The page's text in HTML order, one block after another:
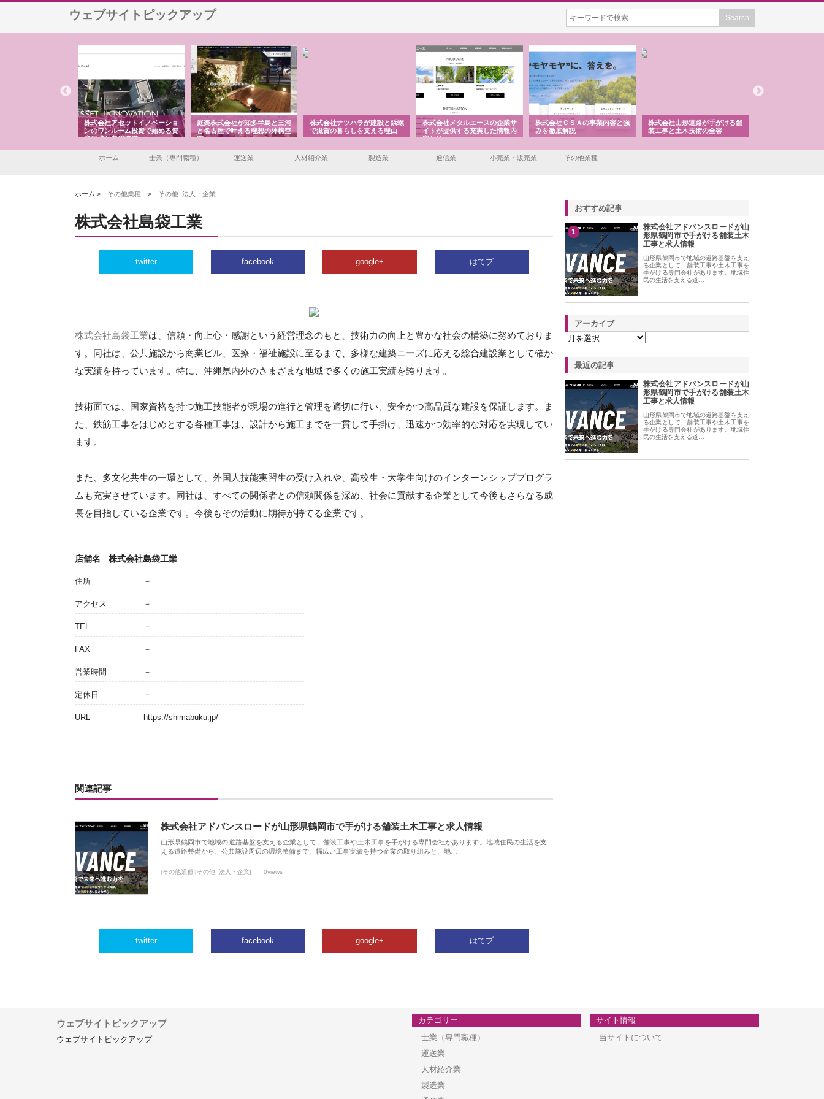
ウェブサイトピックアップ
株式会社アセットイノベーショ
ンのワンルーム投資で始める資
産形成と老後準備
庭楽株式会社が知多半島と三河
と名古屋で叶える理想の外構空
間
株式会社ナツハラが建設と鋲螺
で滋賀の暮らしを支える理由
株式会社メタルエースの企業サ
イトが提供する充実した情報内
容とは
株式会社ＣＳＡの事業内容と強
みを徹底解説
株式会社山形道路が手がける舗
装工事と土木技術の全容
ホーム 士業（専門職種） 運送業 人材紹介業 製造業 通信業 小売業・販売業 その他業種
ホーム > その他業種 > その他_法人・企業
株式会社島袋工業
twitter facebook google+ はてブ
株式会社島袋工業は、信頼・向上心・感謝という経営理念のもと、技術力の向上と豊かな社会の構築に努めておりま
す。同社は、公共施設から商業ビル、医療・福祉施設に至るまで、多様な建築ニーズに応える総合建設業として確か
な実績を持っています。特に、沖縄県内外のさまざまな地域で多くの施工実績を誇ります。
技術面では、国家資格を持つ施工技能者が現場の進行と管理を適切に行い、安全かつ高品質な建設を保証します。ま
た、鉄筋工事をはじめとする各種工事は、設計から施工までを一貫して手掛け、迅速かつ効率的な対応を実現してい
ます。
また、多文化共生の一環として、外国人技能実習生の受け入れや、高校生・大学生向けのインターンシッププログラ
ムも充実させています。同社は、すべての関係者との信頼関係を深め、社会に貢献する企業として今後もさらなる成
長を目指している企業です。今後もその活動に期待が持てる企業です。
店舗名 株式会社島袋工業
住所 －
アクセス －
TEL －
FAX －
営業時間 －
定休日 －
URL https://shimabuku.jp/
関連記事
株式会社アドバンスロードが山形県鶴岡市で手がける舗装土木工事と求人情報
山形県鶴岡市で地域の道路基盤を支える企業として、舗装工事や土木工事を手がける専門会社があります。地域住民の生活を支
える道路整備から、公共施設周辺の環境整備まで、幅広い工事実績を持つ企業の取り組みと、地…
[その他業種][その他_法人・企業] 0views
twitter facebook google+ はてブ
おすすめ記事
1
株式会社アドバンスロードが山
形県鶴岡市で手がける舗装土木
工事と求人情報
山形県鶴岡市で地域の道路基盤を支え
る企業として、舗装工事や土木工事を
手がける専門会社があります。地域住
民の生活を支える道…
アーカイブ
最近の記事
株式会社アドバンスロードが山
形県鶴岡市で手がける舗装土木
工事と求人情報
山形県鶴岡市で地域の道路基盤を支え
る企業として、舗装工事や土木工事を
手がける専門会社があります。地域住
民の生活を支える道…
ウェブサイトピックアップ
ウェブサイトピックアップ
カテゴリー
士業（専門職種）
運送業
人材紹介業
製造業
サイト情報
当サイトについて